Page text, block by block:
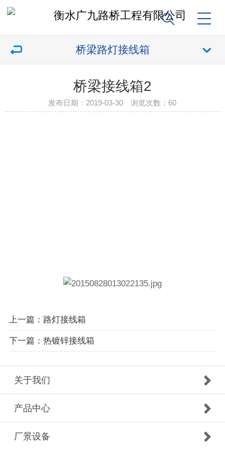
桥梁路灯接线箱
桥梁接线箱2
发布日期：2019-03-30 浏览次数： 60
上一篇：路灯接线箱
下一篇：热镀锌接线箱
关于我们
产品中心
厂景设备